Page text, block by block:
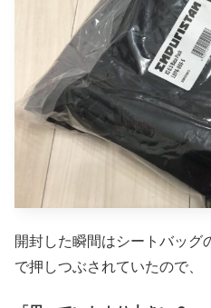
開封した瞬間はシートバッグ
で押しつぶされていたので、